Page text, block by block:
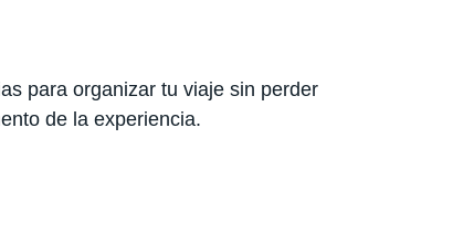
para organizar tu viaje sin perder
de la experiencia.